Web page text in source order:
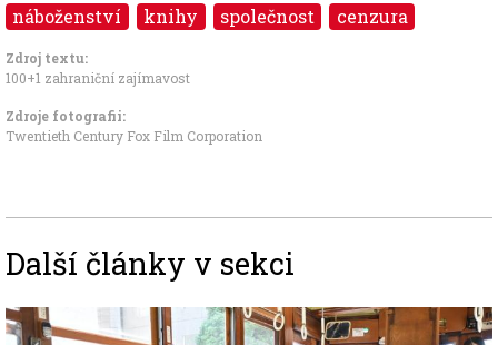
náboženství knihy společnost cenzura
Zdroj textu:
100+1 zahraniční zajímavost
Zdroje fotografii:
Twentieth Century Fox Film Corporation
Další články v sekci
Image